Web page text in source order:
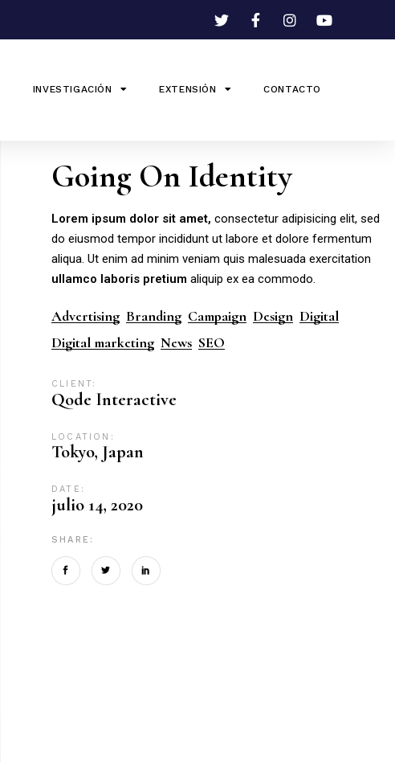
INVESTIGACIÓN EXTENSIÓN CONTACTO
Going On Identity
Lorem ipsum dolor sit amet, consectetur adipisicing elit, sed
do eiusmod tempor incididunt ut labore et dolore fermentum
aliqua. Ut enim ad minim veniam quis malesuada exercitation
ullamco laboris pretium aliquip ex ea commodo.
Advertising Branding Campaign Design Digital
Digital marketing News SEO
CLIENT:
Qode Interactive
LOCATION:
Tokyo, Japan
DATE:
julio 14, 2020
SHARE: